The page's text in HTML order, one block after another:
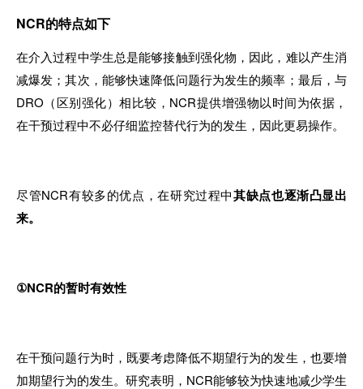
NCR的特点如下
在介入过程中学生总是能够接触到强化物，因此，难以产生消
减爆发；其次，能够快速降低问题行为发生的频率；最后，与
DRO（区别强化）相比较，NCR提供增强物以时间为依据，
在干预过程中不必仔细监控替代行为的发生，因此更易操作。
尽管NCR有较多的优点，在研究过程中其缺点也逐渐凸显出
来。
①NCR的暂时有效性
在干预问题行为时，既要考虑降低不期望行为的发生，也要增
加期望行为的发生。研究表明，NCR能够较为快速地减少学生